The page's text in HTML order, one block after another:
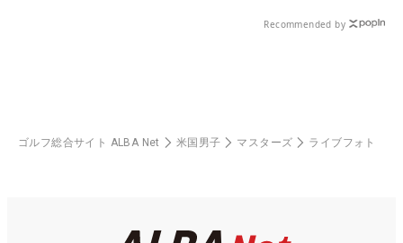
Recommended by
ゴルフ総合サイト ALBA Net 米国男子 マスターズ ライブフォト